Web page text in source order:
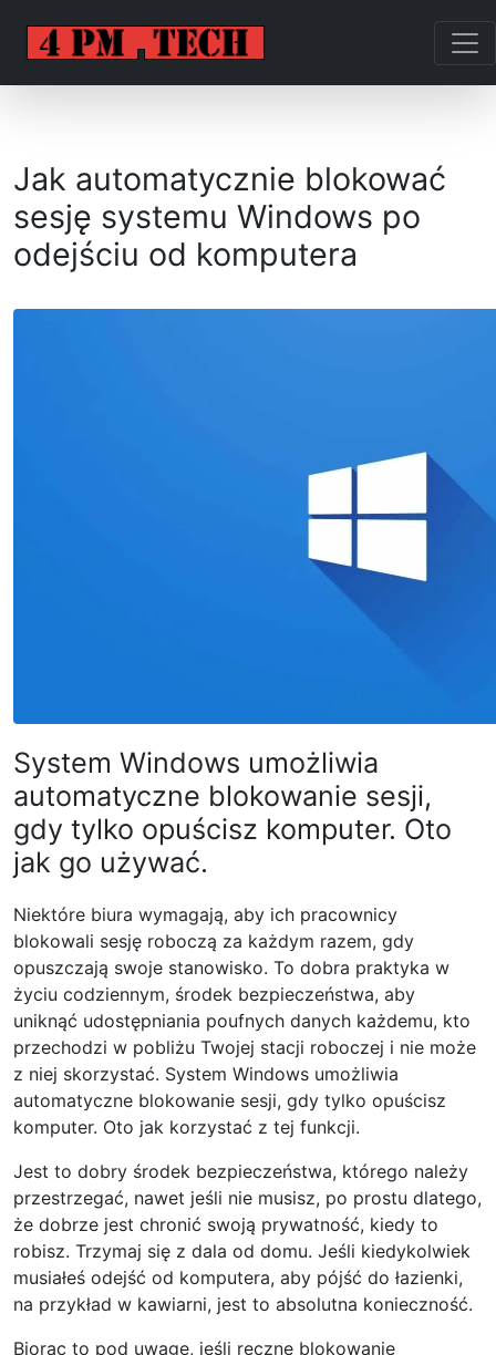
Jak automatycznie blokować
sesję systemu Windows po
odejściu od komputera
System Windows umożliwia
automatyczne blokowanie sesji,
gdy tylko opuścisz komputer. Oto
jak go używać.
Niektóre biura wymagają, aby ich pracownicy
blokowali sesję roboczą za każdym razem, gdy
opuszczają swoje stanowisko. To dobra praktyka w
życiu codziennym, środek bezpieczeństwa, aby
uniknąć udostępniania poufnych danych każdemu, kto
przechodzi w pobliżu Twojej stacji roboczej i nie może
z niej skorzystać. System Windows umożliwia
automatyczne blokowanie sesji, gdy tylko opuścisz
komputer. Oto jak korzystać z tej funkcji.
Jest to dobry środek bezpieczeństwa, którego należy
przestrzegać, nawet jeśli nie musisz, po prostu dlatego,
że dobrze jest chronić swoją prywatność, kiedy to
robisz. Trzymaj się z dala od domu. Jeśli kiedykolwiek
musiałeś odejść od komputera, aby pójść do łazienki,
na przykład w kawiarni, jest to absolutna konieczność.
Biorąc to pod uwagę, jeśli ręczne blokowanie